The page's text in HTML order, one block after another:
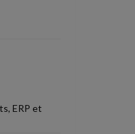
ERP et